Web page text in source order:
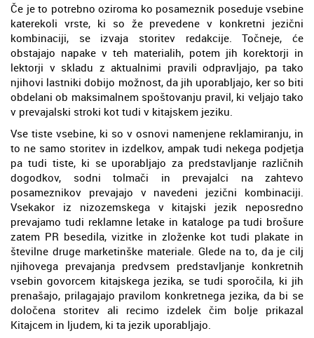
Če je to potrebno oziroma ko posameznik poseduje vsebine
katerekoli vrste, ki so že prevedene v konkretni jezični
kombinaciji, se izvaja storitev redakcije. Točneje, će
obstajajo napake v teh materialih, potem jih korektorji in
lektorji v skladu z aktualnimi pravili odpravljajo, pa tako
njihovi lastniki dobijo možnost, da jih uporabljajo, ker so biti
obdelani ob maksimalnem spoštovanju pravil, ki veljajo tako
v prevajalski stroki kot tudi v kitajskem jeziku.
Vse tiste vsebine, ki so v osnovi namenjene reklamiranju, in
to ne samo storitev in izdelkov, ampak tudi nekega podjetja
pa tudi tiste, ki se uporabljajo za predstavljanje različnih
dogodkov, sodni tolmači in prevajalci na zahtevo
posameznikov prevajajo v navedeni jezični kombinaciji.
Vsekakor iz nizozemskega v kitajski jezik neposredno
prevajamo tudi reklamne letake in kataloge pa tudi brošure
zatem PR besedila, vizitke in zloženke kot tudi plakate in
številne druge marketinške materiale. Glede na to, da je cilj
njihovega prevajanja predvsem predstavljanje konkretnih
vsebin govorcem kitajskega jezika, se tudi sporočila, ki jih
prenašajo, prilagajajo pravilom konkretnega jezika, da bi se
določena storitev ali recimo izdelek čim bolje prikazal
Kitajcem in ljudem, ki ta jezik uporabljajo.